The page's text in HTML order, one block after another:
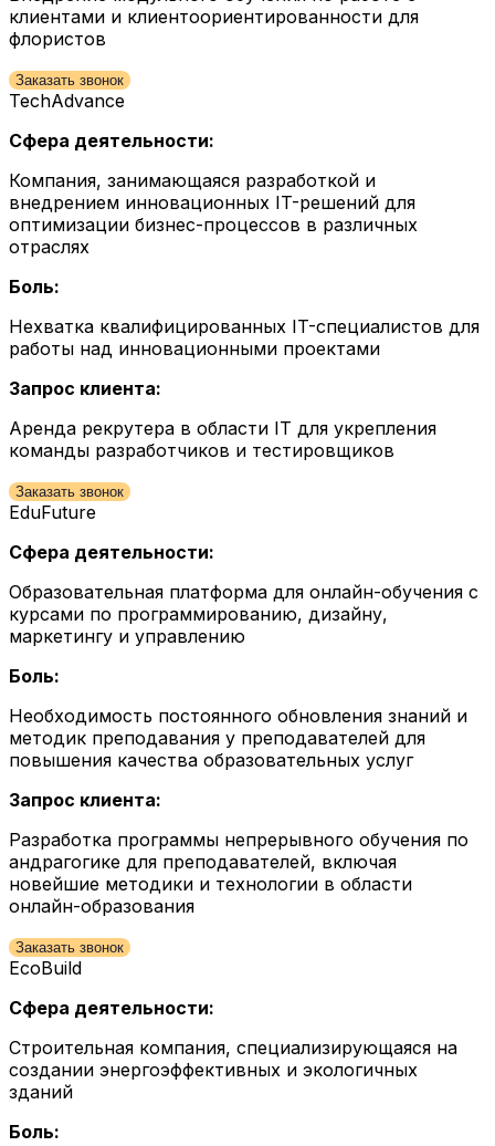
клиентами и клиентоориентированности для
флористов
Заказать звонок
TechAdvance
Сфера деятельности:
Компания, занимающаяся разработкой и
внедрением инновационных IT-решений для
оптимизации бизнес-процессов в различных
отраслях
Боль:
Нехватка квалифицированных IT-специалистов для
работы над инновационными проектами
Запрос клиента:
Аренда рекрутера в области IT для укрепления
команды разработчиков и тестировщиков
Заказать звонок
EduFuture
Сфера деятельности:
Образовательная платформа для онлайн-обучения с
курсами по программированию, дизайну,
маркетингу и управлению
Боль:
Необходимость постоянного обновления знаний и
методик преподавания у преподавателей для
повышения качества образовательных услуг
Запрос клиента:
Разработка программы непрерывного обучения по
андрагогике для преподавателей, включая
новейшие методики и технологии в области
онлайн-образования
Заказать звонок
EcoBuild
Сфера деятельности:
Строительная компания, специализирующаяся на
создании энергоэффективных и экологичных
зданий
Боль: